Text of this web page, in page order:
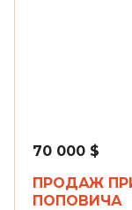
70 000 $
ПРОДАЖ
ПОПОВИЧА